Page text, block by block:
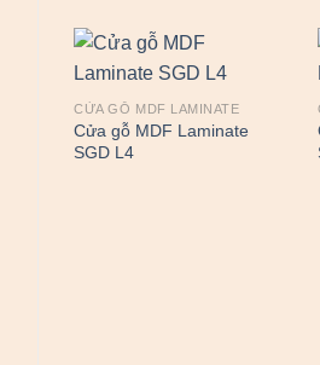
CỬA GỖ MDF LAMINATE
Cửa gỗ MDF Laminate
SGD L4